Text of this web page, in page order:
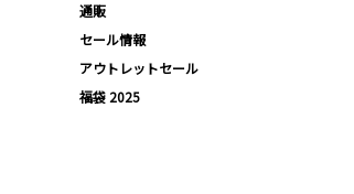
通販
セール情報
アウトレットセール
福袋 2025